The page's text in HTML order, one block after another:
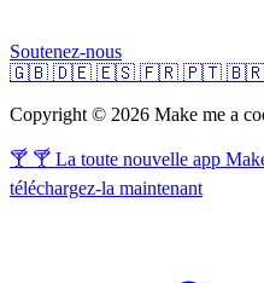
Soutenez-nous
🇬🇧 🇩🇪 🇪🇸 🇫🇷 🇵🇹 🇧🇷
Copyright © 2026 Make me a
🍸 🍸 La toute nouvelle app
téléchargez-la maintenant